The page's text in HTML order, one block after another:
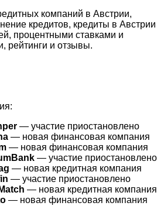
компаний в Австрии,
кредитов, кредиты в Австрии
процентными ставками и
рейтинги и отзывы.
— участие приостановлено
— новая финансовая компания
— новая финансовая компания
— участие приостановлено
— новая кредитная компания
— участие приостановлено
— новая кредитная компания
— новая финансовая компания